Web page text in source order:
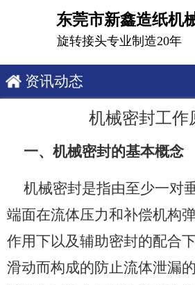
东莞市新鑫造纸机
旋转接头专业制造20年
资讯动态
机械密封工作
一、机械密封的基本概念
机械密封是指由至少一对
端面在流体压力和补偿机构
作用下以及辅助密封的配合
滑动而构成的防止流体泄漏